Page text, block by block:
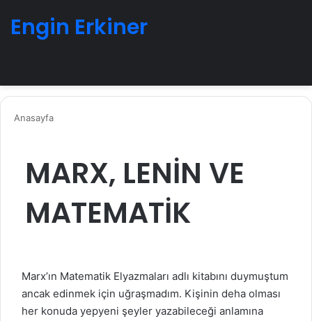
Engin Erkiner
Anasayfa
MARX, LENİN VE
MATEMATİK
Marx’ın Matematik Elyazmaları adlı kitabını duymuştum
ancak edinmek için uğraşmadım. Kişinin deha olması
her konuda yepyeni şeyler yazabileceği anlamına